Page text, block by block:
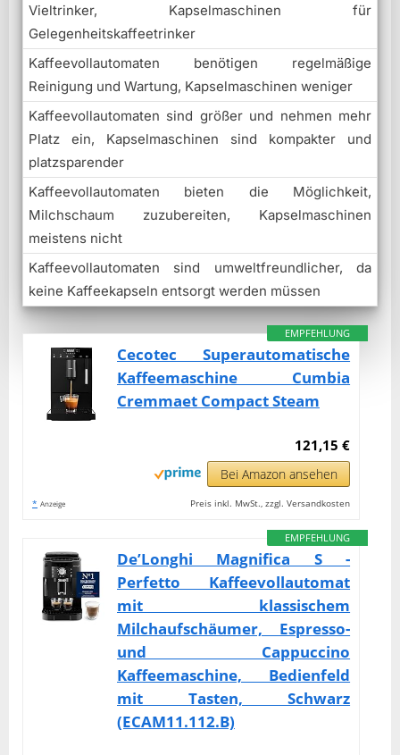
Vieltrinker, Kapselmaschinen für
Gelegenheitskaffeetrinker
Kaffeevollautomaten benötigen regelmäßige
Reinigung und Wartung, Kapselmaschinen weniger
Kaffeevollautomaten sind größer und nehmen mehr
Platz ein, Kapselmaschinen sind kompakter und
platzsparender
Kaffeevollautomaten bieten die Möglichkeit,
Milchschaum zuzubereiten, Kapselmaschinen
meistens nicht
Kaffeevollautomaten sind umweltfreundlicher, da
keine Kaffeekapseln entsorgt werden müssen
EMPFEHLUNG
Cecotec Superautomatische
Kaffeemaschine Cumbia
Cremmaet Compact Steam
121,15 €
Bei Amazon ansehen
* Anzeige Preis inkl. MwSt., zzgl. Versandkosten
EMPFEHLUNG
De’Longhi Magnifica S -
Perfetto Kaffeevollautomat
mit klassischem
Milchaufschäumer, Espresso-
und Cappuccino
Kaffeemaschine, Bedienfeld
mit Tasten, Schwarz
(ECAM11.112.B)